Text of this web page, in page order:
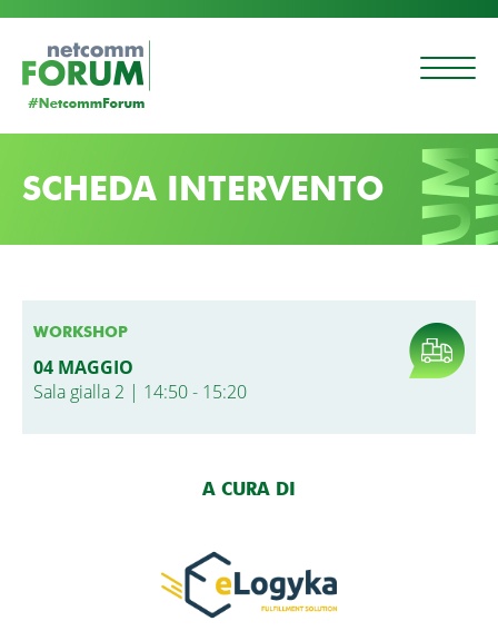
SCHEDA INTERVENTO
WORKSHOP
04 MAGGIO
Sala gialla 2 | 14:50 - 15:20
A CURA DI